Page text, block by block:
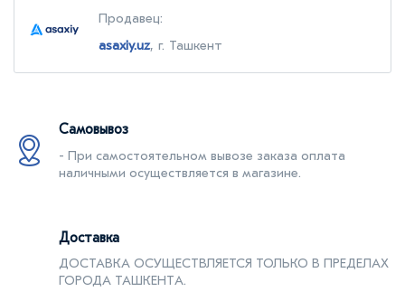
Продавец:
asaxiy.uz, г. Ташкент
Самовывоз
- При самостоятельном вывозе заказа оплата
наличными осуществляется в магазине.
Доставка
ДОСТАВКА ОСУЩЕСТВЛЯЕТСЯ ТОЛЬКО В ПРЕДЕЛАХ
ГОРОДА ТАШКЕНТA.